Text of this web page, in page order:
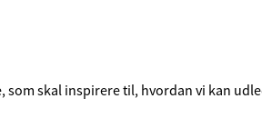
skal inspirere til, hvordan vi kan